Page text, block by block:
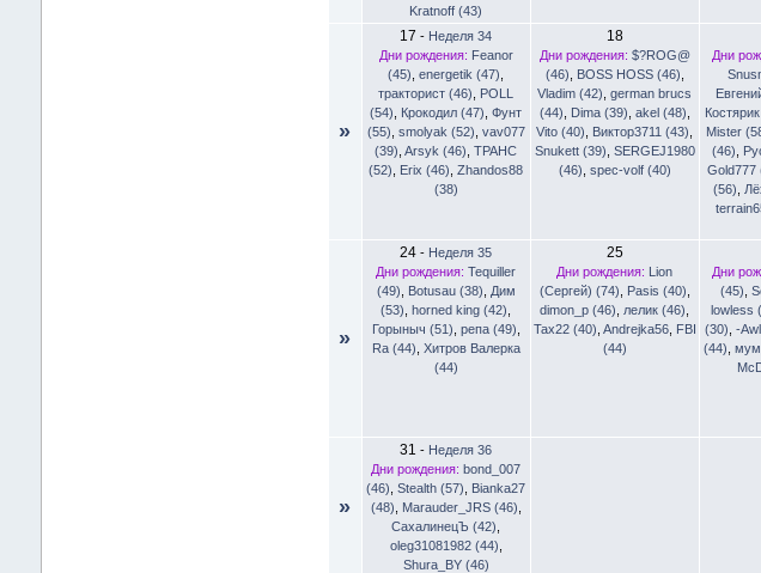
Kratnoff (43)
»
17 - Неделя 34
Дни рождения: Feanor
(45) ,energetik (47)
тракторист (46)
POLL
(54)
Крокодил (47) ,Фунт
(55) smolyak (52) vav077
(39) ,Arsyk (46) ,TPAHC
(52)
Erix (46) ,Zhandos88
(38)
18
Дни рождения: $?ROG@
(46)
BOSS HOSS (46)
Vladim (42) ,german brucs
(44)
Dima (39) akel (48)
Vito (40)
Виктор3711 (43)
Snukett (39) SERGEJ1980
(46) spec-volf (40)
Дни
Mister
(46)
Gold777
(56)
»
24 - Неделя 35
Дни рождения: Tequiller
(49)
Botusau (38)
Дим
(53) ,horned king (42)
Горыныч (51) репа (49)
Ra (44) Хитров Валерка
(44)
25
Дни рождения: Lion
(Сергей) (74)
Pasis (40)
dimon_p (46)
лелик (46)
Tax22 (40) Andrejka56, FBI
(44)
Дни
(45) ,
lowless
(30) -
(44)
»
31 - Неделя 36
Дни рождения: bond_007
(46) ,Stealth (57)
Bianka27
(48)
Marauder_JRS (46)
CахалинецЪ (42)
oleg31081982 (44)
Shura_BY (46)